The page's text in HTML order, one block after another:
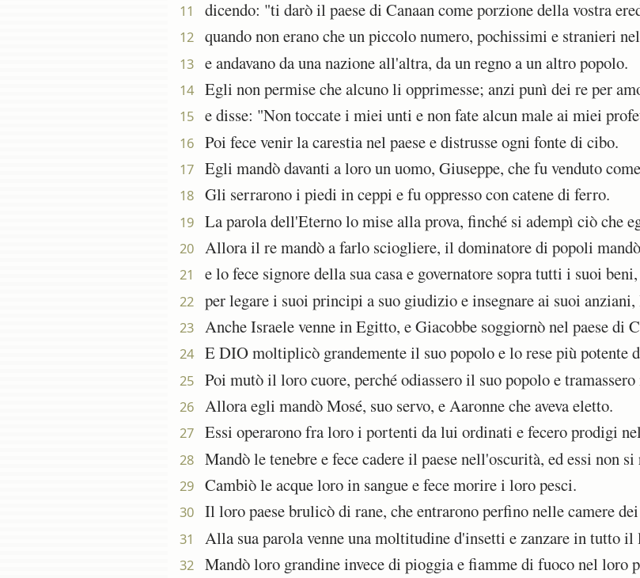
11 dicendo: "ti darò il paese di Canaan come porzione della vostra
12 quando non erano che un piccolo numero, pochissimi e stranieri
13 e andavano da una nazione all'altra, da un regno a un altro popolo.
14 Egli non permise che alcuno li opprimesse; anzi punì dei re per
15 e disse: "Non toccate i miei unti e non fate alcun male ai miei
16 Poi fece venir la carestia nel paese e distrusse ogni fonte di cibo.
17 Egli mandò davanti a loro un uomo, Giuseppe, che fu venduto
18 Gli serrarono i piedi in ceppi e fu oppresso con catene di ferro.
19 La parola dell'Eterno lo mise alla prova, finché si adempì ciò che
20 Allora il re mandò a farlo sciogliere, il dominatore di popoli
21 e lo fece signore della sua casa e governatore sopra tutti i suoi beni,
22 per legare i suoi principi a suo giudizio e insegnare ai suoi anziani,
23 Anche Israele venne in Egitto, e Giacobbe soggiornò nel paese di
24 E DIO moltiplicò grandemente il suo popolo e lo rese più potente
25 Poi mutò il loro cuore, perché odiassero il suo popolo e
26 Allora egli mandò Mosé, suo servo, e Aaronne che aveva eletto.
27 Essi operarono fra loro i portenti da lui ordinati e fecero prodigi
28 Mandò le tenebre e fece cadere il paese nell'oscurità, ed essi non
29 Cambiò le acque loro in sangue e fece morire i loro pesci.
30 Il loro paese brulicò di rane, che entrarono perfino nelle camere
31 Alla sua parola venne una moltitudine d'insetti e zanzare in tutto
32 Mandò loro grandine invece di pioggia e fiamme di fuoco nel loro